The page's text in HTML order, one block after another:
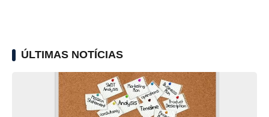
ÚLTIMAS NOTÍCIAS